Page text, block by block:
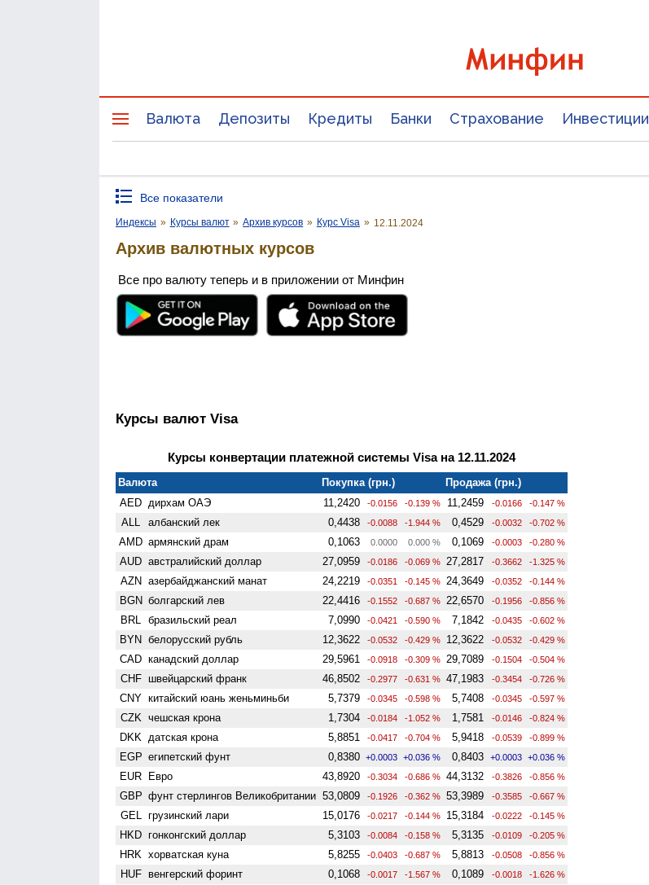
Валюта Депозиты Кредиты Банки Страхование Инвестиции
Все показатели
Индексы » Курсы валют » Архив курсов » Курс Visa » 12.11.2024
Архив валютных курсов
Все про валюту теперь и в приложении от Минфин
Курсы валют Visa
Курсы конвертации платежной системы Visa на 12.11.2024
Валюта Покупка (грн.)
Продажа (грн.)
AED дирхам ОАЭ 11,2420 -0.0156 -0.139 % 11,2459 -0.0166 -0.147 %
ALL албанский лек 0,4438 -0.0088 -1.944 % 0,4529 -0.0032 -0.702 %
AMD армянский драм 0,1063 0.0000 0.000 % 0,1069 -0.0003 -0.280 %
AUD австралийский доллар 27,0959 -0.0186 -0.069 % 27,2817 -0.3662 -1.325 %
AZN азербайджанский манат 24,2219 -0.0351 -0.145 % 24,3649 -0.0352 -0.144 %
BGN болгарский лев 22,4416 -0.1552 -0.687 % 22,6570 -0.1956 -0.856 %
BRL бразильский реал 7,0990 -0.0421 -0.590 % 7,1842 -0.0435 -0.602 %
BYN белорусский рубль 12,3622 -0.0532 -0.429 % 12,3622 -0.0532 -0.429 %
CAD канадский доллар 29,5961 -0.0918 -0.309 % 29,7089 -0.1504 -0.504 %
CHF швейцарский франк 46,8502 -0.2977 -0.631 % 47,1983 -0.3454 -0.726 %
CNY китайский юань женьминьби 5,7379 -0.0345 -0.598 % 5,7408 -0.0345 -0.597 %
CZK чешская крона 1,7304 -0.0184 -1.052 % 1,7581 -0.0146 -0.824 %
DKK датская крона 5,8851 -0.0417 -0.704 % 5,9418 -0.0539 -0.899 %
EGP египетский фунт 0,8380 +0.0003 +0.036 % 0,8403 +0.0003 +0.036 %
EUR Евро 43,8920 -0.3034 -0.686 % 44,3132 -0.3826 -0.856 %
GBP фунт стерлингов Велико­британии 53,0809 -0.1926 -0.362 % 53,3989 -0.3585 -0.667 %
GEL грузинский лари 15,0176 -0.0217 -0.144 % 15,3184 -0.0222 -0.145 %
HKD гонконгский доллар 5,3103 -0.0084 -0.158 % 5,3135 -0.0109 -0.205 %
HRK хорватская куна 5,8255 -0.0403 -0.687 % 5,8813 -0.0508 -0.856 %
HUF венгерский форинт 0,1068 -0.0017 -1.567 % 0,1089 -0.0018 -1.626 %